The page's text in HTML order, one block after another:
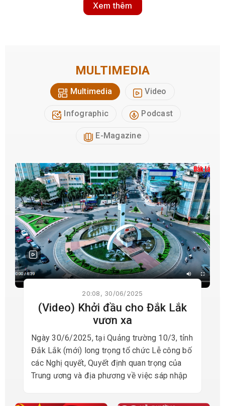
Xem thêm
MULTIMEDIA
Multimedia Video
Infographic Podcast
E-Magazine
20:08, 30/06/2025
(Video) Khởi đầu cho Đắk Lắk
vươn xa
Ngày 30/6/2025, tại Quảng trường 10/3, tỉnh
Đắk Lắk (mới) long trọng tổ chức Lễ công bố
các Nghị quyết, Quyết định quan trọng của
Trung ương và địa phương về việc sáp nhập
hoạt động đơn vị hành chính cấp huyện; đồng